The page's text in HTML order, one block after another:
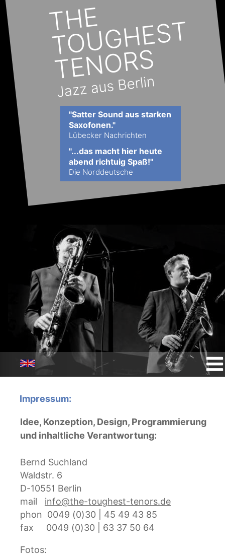
"Satter Sound aus starken
Saxofonen."
Lübecker Nachrichten
"...das macht hier heute
abend richtuig Spaß!"
Die Norddeutsche
Idee, Konzeption, Design, Programmierung
und inhaltliche Verantwortung:
Bernd Suchland
Waldstr. 6
D-10551 Berlin
mail info@the-toughest-tenors.de
phon  0049 (0)30 | 45 49 43 85
fax     0049 (0)30 | 63 37 50 64
Fotos:
Impressum: